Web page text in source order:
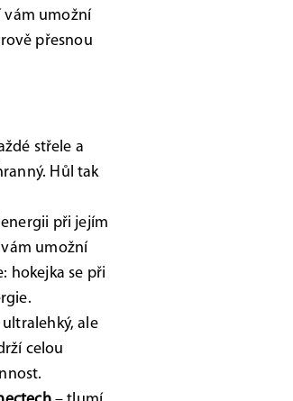
vám umožní
přesnou
střele a
Hůl tak
při jejím
umožní
hokejka se při
ultralehký, ale
celou